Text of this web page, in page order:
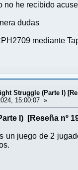
no he recibido
dudas
mediante
Struggle (Parte I)
15:00:07 »
I) [Reseña nº
un juego de 2